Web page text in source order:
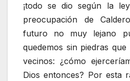
¡todo se dio según la
preocupación de
futuro no muy lejano
quedemos sin piedras
vecinos: ¿cómo
Dios entonces? Por esta